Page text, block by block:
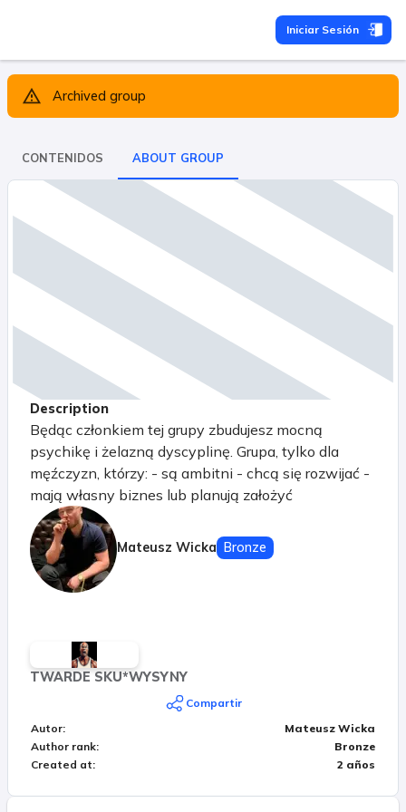
Iniciar Sesión
Archived group
CONTENIDOS ABOUT GROUP
Description
Będąc członkiem tej grupy zbudujesz mocną
psychikę i żelazną dyscyplinę. Grupa, tylko dla
męźczyzn, którzy: - są ambitni - chcą się rozwijać -
mają własny biznes lub planują założyć
Mateusz Wicka Bronze
TWARDE SKU*WYSYNY
Compartir
Autor:
Mateusz Wicka
Author rank:
Bronze
Created at: 2 años